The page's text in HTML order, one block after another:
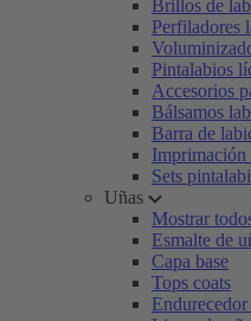
Brillos de
Perfiladores
Pintalabios
Accesorios
Bálsamos
Barra de
Imprimación
Sets
Uñas
Mostrar
Esmalte de
Capa base
Tops coats
Endurecedor